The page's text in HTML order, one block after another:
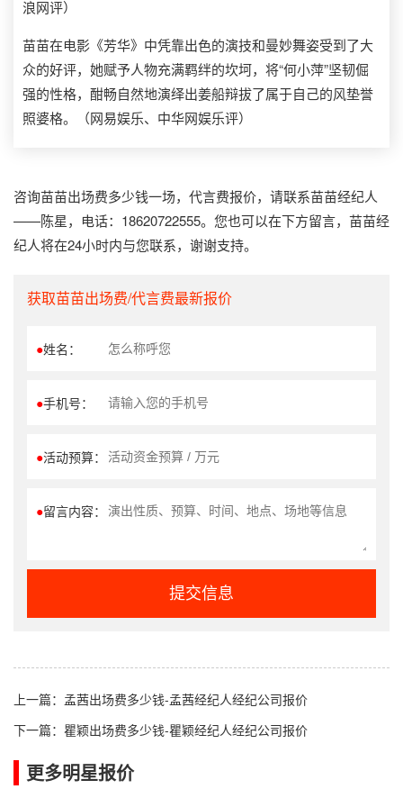
浪网评）
苗苗在电影《芳华》中凭靠出色的演技和曼妙舞姿受到了大
众的好评，她赋予人物充满羁绊的坎坷，将“何小萍”坚韧倔
强的性格，酣畅自然地演绎出姜船辩拔了属于自己的风垫誉
照婆格。（网易娱乐、中华网娱乐评）
咨询苗苗出场费多少钱一场，代言费报价，请联系苗苗经纪人
——陈星，电话：18620722555。您也可以在下方留言，苗苗经
纪人将在24小时内与您联系，谢谢支持。
获取苗苗出场费/代言费最新报价
●姓名：
●手机号：
●活动预算：
●留言内容：
提交信息
上一篇： 孟茜出场费多少钱-孟茜经纪人经纪公司报价
下一篇： 瞿颖出场费多少钱-瞿颖经纪人经纪公司报价
更多明星报价